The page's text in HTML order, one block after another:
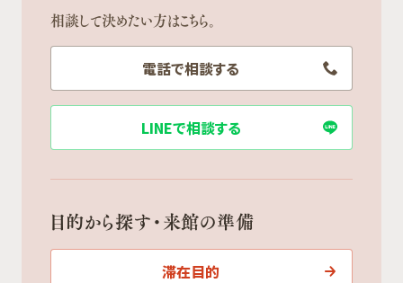
相談して決めたい方はこちら。
電話で相談する
LINEで相談する
目的から探す・来館の準備
滞在目的